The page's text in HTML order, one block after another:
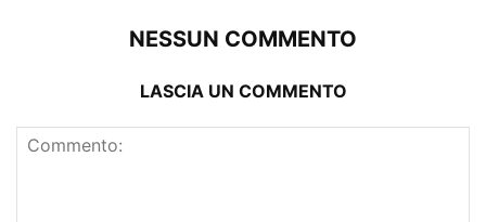
NESSUN COMMENTO
LASCIA UN COMMENTO